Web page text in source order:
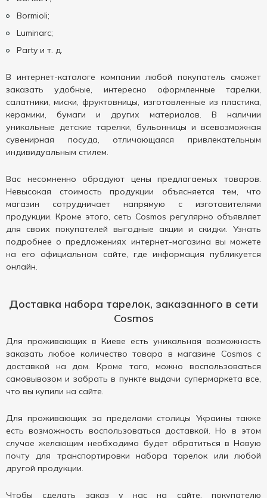
Bormioli;
Luminarc;
Party и т. д.
В интернет-каталоге компании любой покупатель сможет
заказать удобные, интересно оформленные тарелки,
салатники, миски, фруктовницы, изготовленные из пластика,
керамики, бумаги и других материалов. В наличии
уникальные детские тарелки, бульонницы и всевозможная
сувенирная посуда, отличающаяся привлекательным
индивидуальным стилем.
Вас несомненно обрадуют цены предлагаемых товаров.
Невысокая стоимость продукции объясняется тем, что
магазин сотрудничает напрямую с изготовителями
продукции. Кроме этого, сеть Cosmos регулярно объявляет
для своих покупателей выгодные акции и скидки. Узнать
подробнее о предложениях интернет-магазина вы можете
на его официальном сайте, где информация публикуется
онлайн.
Доставка набора тарелок, заказанного в сети
Cosmos
Для проживающих в Киеве есть уникальная возможность
заказать любое количество товара в магазине Cosmos с
доставкой на дом. Кроме того, можно воспользоваться
самовывозом и забрать в пункте выдачи супермаркета все,
что вы купили на сайте.
Для проживающих за пределами столицы Украины также
есть возможность воспользоваться доставкой. Но в этом
случае желающим необходимо будет обратиться в Новую
почту для транспортировки набора тарелок или любой
другой продукции.
Чтобы сделать заказ у нас на сайте, покупателю